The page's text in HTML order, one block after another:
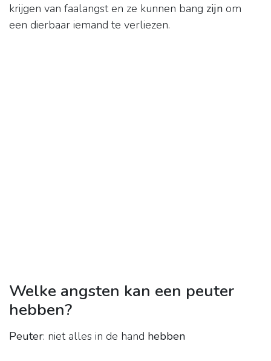
krijgen van faalangst en ze kunnen bang zijn om
een dierbaar iemand te verliezen.
Welke angsten kan een peuter
hebben?
Peuter: niet alles in de hand hebben